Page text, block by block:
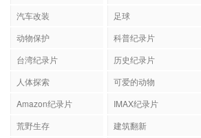
汽车改装
足球
动物保护
科普纪录片
台湾纪录片
历史纪录片
人体探索
可爱的动物
Amazon纪录片
IMAX纪录片
荒野生存
建筑翻新